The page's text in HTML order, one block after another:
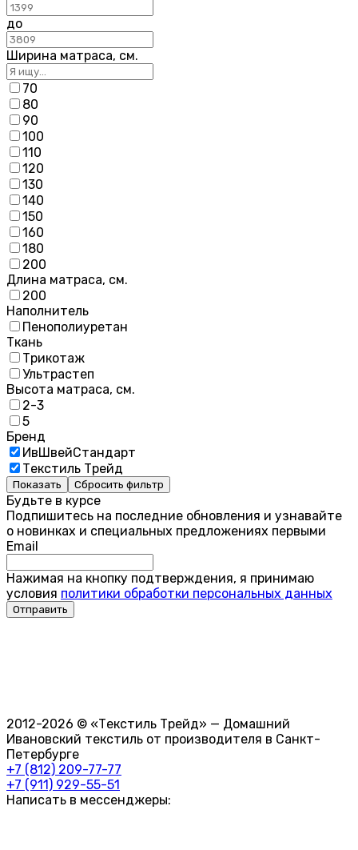
до
Ширина матраса, см.
70
80
90
100
110
120
130
140
150
160
180
200
Длина матраса, см.
200
Наполнитель
Пенополиуретан
Ткань
Трикотаж
Ультрастеп
Высота матраса, см.
2-3
5
Бренд
ИвШвейСтандарт
Текстиль Трейд
Показать Сбросить фильтр
Будьте в курсе
Подпишитесь на последние обновления и узнавайте
о новинках и специальных предложениях первыми
Email
Нажимая на кнопку подтверждения, я принимаю
условия политики обработки персональных данных
2012-2026 © «Текстиль Трейд» — Домашний
Ивановский текстиль от производителя в Санкт-
Петербурге
+7 (812) 209-77-77
+7 (911) 929-55-51
Написать в мессенджеры: